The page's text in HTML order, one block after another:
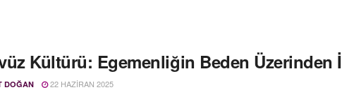
Kültürü: Egemenliğin Beden Üzerinden
DOĞAN 22 HAZIRAN 2025